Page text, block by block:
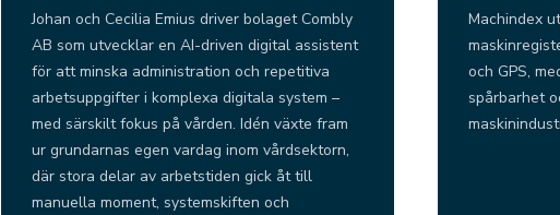
Johan och Cecilia Emius driver bolaget Combly
AB som utvecklar en AI-driven digital assistent
för att minska administration och repetitiva
arbetsuppgifter i komplexa digitala system –
med särskilt fokus på vården. Idén växte fram
ur grundarnas egen vardag inom vårdsektorn,
där stora delar av arbetstiden gick åt till
manuella moment, systemskiften och
Machindex
och GPS,
spårbarhet